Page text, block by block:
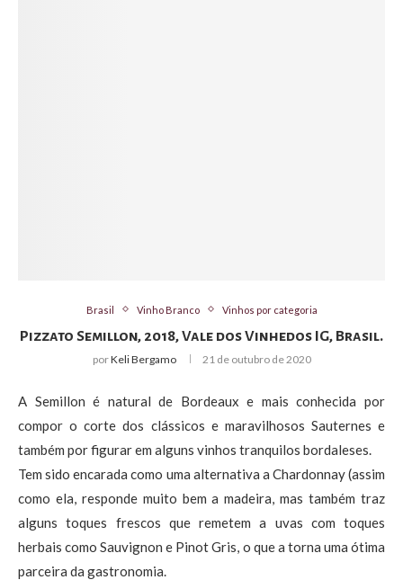
Brasil Vinho Branco Vinhos por categoria
Pizzato Semillon, 2018, Vale dos Vinhedos IG, Brasil.
porKeli Bergamo 21 de outubro de 2020
A Semillon é natural de Bordeaux e mais conhecida por
compor o corte dos clássicos e maravilhosos Sauternes e
também por figurar em alguns vinhos tranquilos bordaleses.
Tem sido encarada como uma alternativa a Chardonnay (assim
como ela, responde muito bem a madeira, mas também traz
alguns toques frescos que remetem a uvas com toques
herbais como Sauvignon e Pinot Gris, o que a torna uma ótima
parceira da gastronomia.